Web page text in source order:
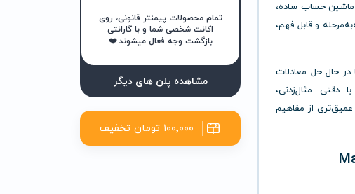
ماشین حساب ساده،
و قابل فهم،
در حال حل معادلات
با دقتی مثال‌زدنی،
از مفاهیم
تمام محصولات پیمنتر قانونی، روی
اکانت شخصی شما و با گارانتی
بازگشت وجه فعال میشوند ❤️
مشاهده پلن های دیگر
۱۰۰٬۰۰۰ تومان تخفیف